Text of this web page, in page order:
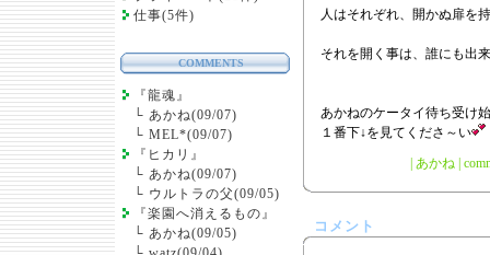
仕事(5件)
COMMENTS
『龍魂』
└ あかね(09/07)
└ MEL*(09/07)
『ヒカリ』
└ あかね(09/07)
└ ウルトラの父(09/05)
『楽園へ消えるもの』
└ あかね(09/05)
人はそれぞれ、開かぬ扉を
それを開く事は、誰にも出
あかねのケータイ待ち受け
１番下↓を見てくださ～い
あかね|
コメント